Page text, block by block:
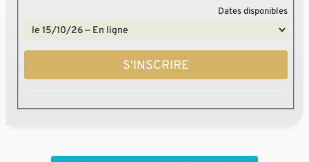
Dates disponibles
S'INSCRIRE